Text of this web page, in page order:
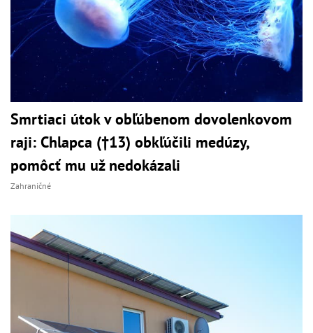
Smrtiaci útok v obľúbenom dovolenkovom
raji: Chlapca (†13) obkľúčili medúzy,
pomôcť mu už nedokázali
Zahraničné